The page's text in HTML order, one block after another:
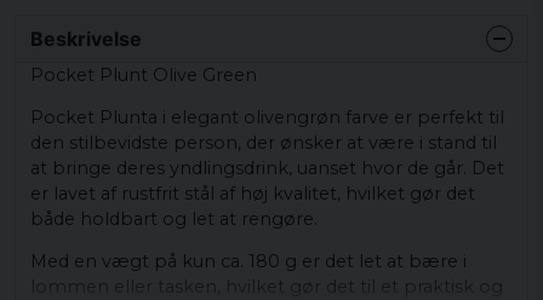
Beskrivelse
Pocket Plunt Olive Green
Pocket Plunta i elegant olivengrøn farve er perfekt til
den stilbevidste person, der ønsker at være i stand til
at bringe deres yndlingsdrink, uanset hvor de går. Det
er lavet af rustfrit stål af høj kvalitet, hvilket gør det
både holdbart og let at rengøre.
Med en vægt på kun ca. 180 g er det let at bære i
lommen eller tasken, hvilket gør det til et praktisk og